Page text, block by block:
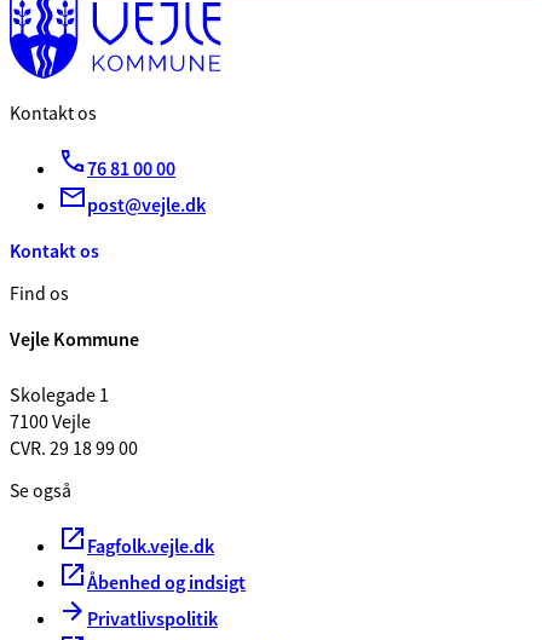
Kontakt os
76 81 00 00
post@vejle.dk
Kontakt os
Find os
Vejle Kommune
Skolegade 1
7100 Vejle
CVR. 29 18 99 00
Se også
Fagfolk.vejle.dk
Åbenhed og indsigt
Privatlivspolitik